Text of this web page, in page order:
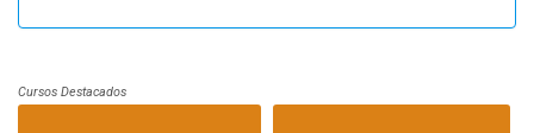
Cursos Destacados